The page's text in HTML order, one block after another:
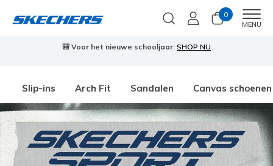
0
MENU
🎒 Voor het nieuwe schooljaar: SHOP NU
Slip-ins Arch Fit Sandalen Canvas schoenen